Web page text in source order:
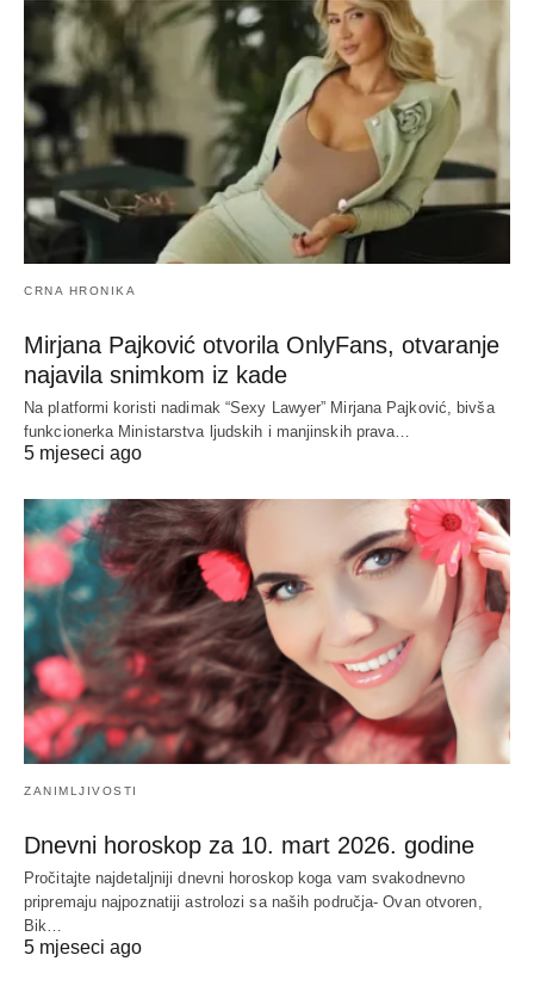
CRNA HRONIKA
Mirjana Pajković otvorila OnlyFans, otvaranje
najavila snimkom iz kade
Na platformi koristi nadimak “Sexy Lawyer” Mirjana Pajković, bivša
funkcionerka Ministarstva ljudskih i manjinskih prava…
5 mjeseci ago
ZANIMLJIVOSTI
Dnevni horoskop za 10. mart 2026. godine
Pročitajte najdetaljniji dnevni horoskop koga vam svakodnevno
pripremaju najpoznatiji astrolozi sa naših područja- Ovan otvoren,
Bik…
5 mjeseci ago